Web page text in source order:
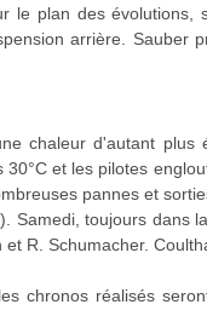
le plan des
arrière. Sauber
chaleur d'autant
et les pilotes
pannes et
Samedi, toujours dans
R. Schumacher.
chronos réalisés